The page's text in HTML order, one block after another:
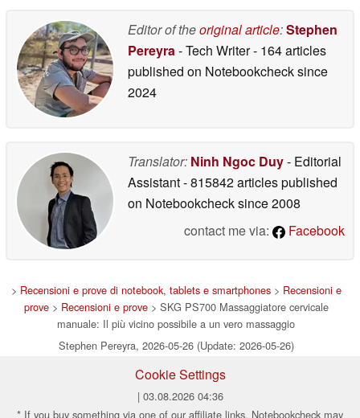
Editor of theoriginal article:Stephen
Pereyra- Tech Writer- 164 articles
published on Notebookchecksince
2024
Translator: Ninh Ngoc Duy- Editorial
Assistant- 815842 articles published
on Notebookchecksince 2008
contact me via:
Facebook
> Recensioni e prove di notebook, tablets e smartphones> Recensioni e
prove> Recensioni e prove> SKG PS700 Massaggiatore cervicale
manuale: Il più vicino possibile a un vero massaggio
Stephen Pereyra, 2026-05-26 (Update: 2026-05-26)
Cookie Settings
| 03.08.2026 04:36
* If you buy something via one of our affiliate links, Notebookcheck may